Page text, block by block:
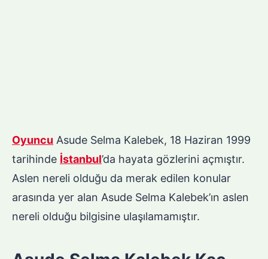
Oyuncu Asude Selma Kalebek, 18 Haziran 1999
tarihinde İstanbul’da hayata gözlerini açmıştır.
Aslen nereli olduğu da merak edilen konular
arasında yer alan Asude Selma Kalebek’ın aslen
nereli olduğu bilgisine ulaşılamamıştır.